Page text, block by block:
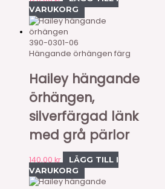
VARUKORG
390-0301-06
Hängande örhängen färg
Hailey hängande
örhängen,
silverfärgad länk
med grå pärlor
140,00 kr
LÄGG TILL I
VARUKORG